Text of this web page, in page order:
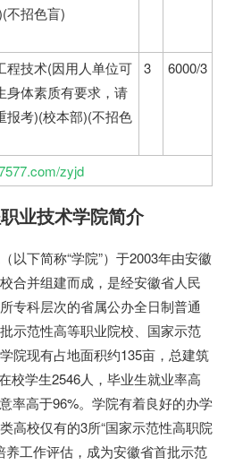
不招色盲)
程技术(因用人单位可
身体素质有要求，请
报考)(校本部)(不招色
3 6000/3
zyjd
业技术学院简介
以下简称“学院”）于2003年由安徽
合并组建而成，是经安徽省人民
专科层次的省属公办全日制普通
示范性高等职业院校、国家示范
院现有占地面积约135亩，总建筑
校学生2546人，毕业生就业率高
率高于96%。学院有着良好的办学
高校仅有的3所“国家示范性高职院
养工作评估，成为安徽省首批示范